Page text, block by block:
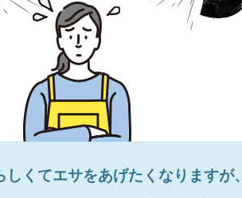
くてエサをあげたくなりますが